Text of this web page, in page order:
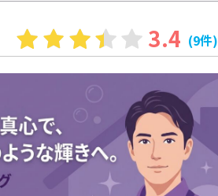
3.4 (9件)